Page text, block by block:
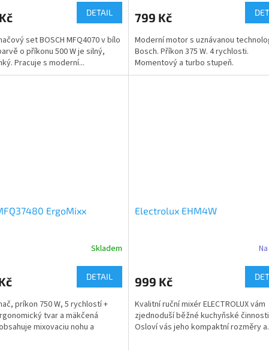
DETAIL
set BOSCH MFQ4070 v bílo
o příkonu 500 W je silný,
Pracuje s moderní...
799 Kč
Moderní motor s uznávanou
Bosch. Příkon 375 W. 4 rychlosti.
Momentový a turbo stupeň.
ErgoMixx
Skladem
DETAIL
príkon 750 W, 5 rychlostí +
tvar a mäkčená
mixovaciu nohu a
Electrolux EHM4W
999 Kč
Kvalitní ruční mixér ELECTROLUX vám
zjednoduší běžné kuchyňské
Osloví vás jeho kompaktní rozměry